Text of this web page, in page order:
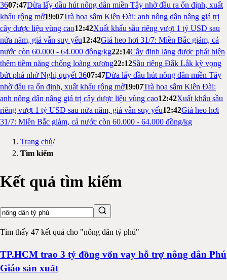
3607:47Dừa lấy dầu hút nông dân miền Tây nhờ đầu ra ổn định, xuất
khẩu rộng mở19:07Trà hoa sâm Kiên Đài: anh nông dân nâng giá trị
cây dược liệu vùng cao12:42Xuất khẩu sầu riêng vượt 1 tỷ USD sau
nửa năm, giá vẫn suy yếu12:42Giá heo hơi 31/7: Miền Bắc giảm, cả
nước còn 60.000 - 64.000 đồng/kg22:14Cây đinh lăng được phát hiện
thêm tiềm năng chống loãng xương22:12Sầu riêng Đắk Lắk kỳ vọng
bứt phá nhờ Nghị quyết 3607:47Dừa lấy dầu hút nông dân miền Tây
nhờ đầu ra ổn định, xuất khẩu rộng mở19:07Trà hoa sâm Kiên Đài:
anh nông dân nâng giá trị cây dược liệu vùng cao12:42Xuất khẩu sầu
riêng vượt 1 tỷ USD sau nửa năm, giá vẫn suy yếu12:42Giá heo hơi
31/7: Miền Bắc giảm, cả nước còn 60.000 - 64.000 đồng/kg
Trang chủ/
Tìm kiếm
Kết quả tìm kiếm
Tìm thấy 47 kết quả cho "nông dân tỷ phú"
TP.HCM trao 3 tỷ đồng vốn vay hỗ trợ nông dân Phú
Giáo sản xuất